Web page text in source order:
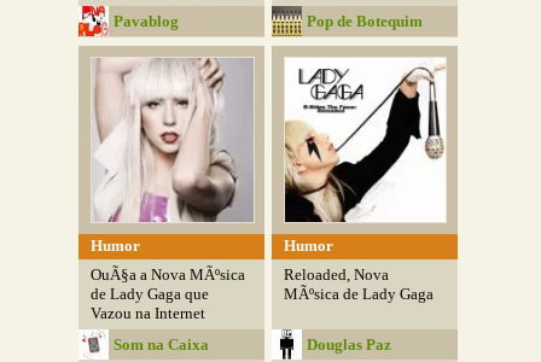
Pavablog
Pop de Botequim
Humor
OuÃ§a a Nova MÃºsica
de Lady Gaga que
Vazou na Internet
Som na Caixa
Humor
Reloaded, Nova
MÃºsica de Lady Gaga
Douglas Paz